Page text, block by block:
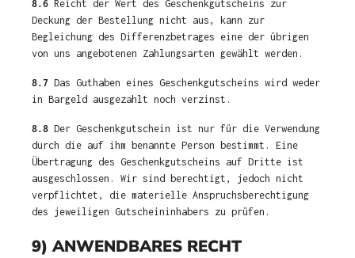
8.6 Reicht der Wert des Geschenkgutscheins zur
Deckung der Bestellung nicht aus, kann zur
Begleichung des Differenzbetrages eine der übrigen
von uns angebotenen Zahlungsarten gewählt werden.
8.7 Das Guthaben eines Geschenkgutscheins wird weder
in Bargeld ausgezahlt noch verzinst.
8.8 Der Geschenkgutschein ist nur für die Verwendung
durch die auf ihm benannte Person bestimmt. Eine
Übertragung des Geschenkgutscheins auf Dritte ist
ausgeschlossen. Wir sind berechtigt, jedoch nicht
verpflichtet, die materielle Anspruchsberechtigung
des jeweiligen Gutscheininhabers zu prüfen.
9) ANWENDBARES RECHT